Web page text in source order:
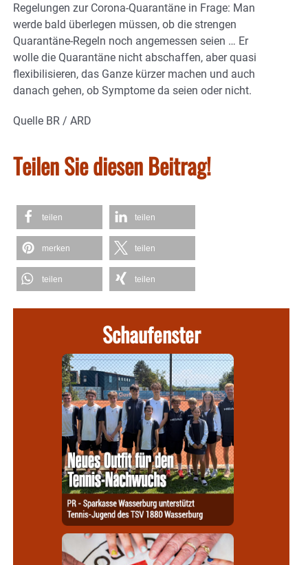
Regelungen zur Corona-Quarantäne in Frage: Man
werde bald überlegen müssen, ob die strengen
Quarantäne-Regeln noch angemessen seien … Er
wolle die Quarantäne nicht abschaffen, aber quasi
flexibilisieren, das Ganze kürzer machen und auch
danach gehen, ob Symptome da seien oder nicht.
Quelle BR / ARD
Teilen Sie diesen Beitrag!
teilen teilen
merken teilen
teilen teilen
Schaufenster